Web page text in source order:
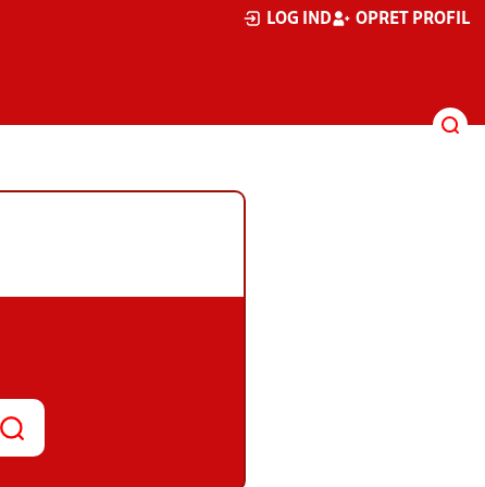
LOG IND OPRET PROFIL